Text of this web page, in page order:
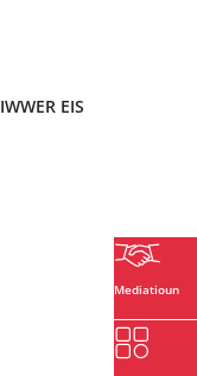
IWWER EIS
Mediatioun